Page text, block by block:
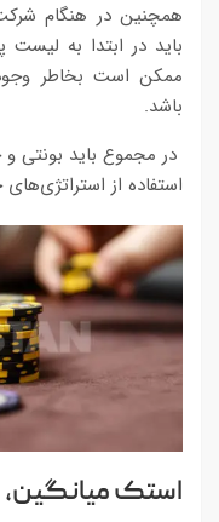
همچنین در هنگام
باید در ابتدا به لیست
ممکن است بخاطر
باشد.
در مجموع باید بونتی و
استفاده از
استک میانگین،